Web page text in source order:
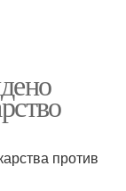
против